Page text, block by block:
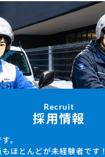
Recruit
採用情報
。
ほとんどが未経験者です！